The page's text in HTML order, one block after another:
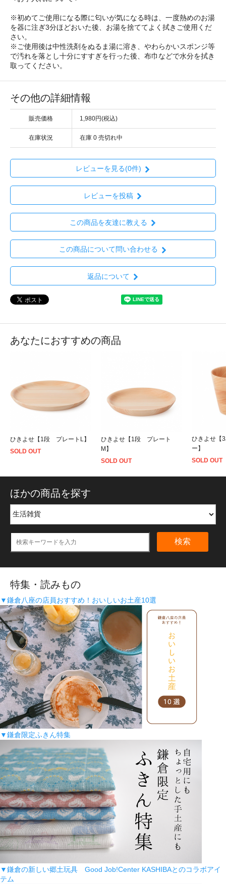
※初めてご使用になる際に匂いが気になる時は、一度熱めのお湯
を器に注ぎ3分ほどおいた後、お湯を捨ててよく拭きご使用くだ
さい。
※ご使用後は中性洗剤をぬるま湯に溶き、やわらかいスポンジ等
で汚れを落とし十分にすすぎを行った後、布巾などで水分を拭き
取ってください。
その他の詳細情報
販売価格 1,980円(税込)
在庫状況 在庫 0 売切れ中
レビューを見る(0件)
レビューを投稿
この商品を友達に教える
この商品について問い合わせる
返品について
あなたにおすすめの商品
ひきよせ【1段 プレートL】
SOLD OUT
ひきよせ【1段 プレート
M】
SOLD OUT
ひきよせ【
ー】
SOLD OUT
ほかの商品を探す
検索
特集・読みもの
▼鎌倉八座の店員おすすめ！おいしいお土産10選
▼鎌倉限定ふきん特集
▼鎌倉の新しい郷土玩具 Good Job!Center KASHIBAとのコラボアイ
テム